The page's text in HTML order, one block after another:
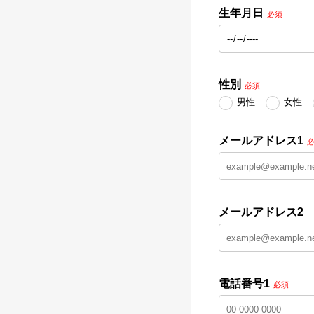
生年月日 必須
性別 必須
男性 女性
メールアドレス1
メールアドレス2
電話番号1 必須